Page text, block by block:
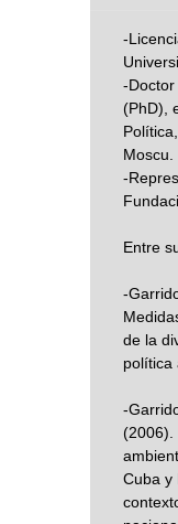
-
-Doctor
(PhD),
Moscu.
-
Entre
-
de la
política
-
(2006).
Cuba y